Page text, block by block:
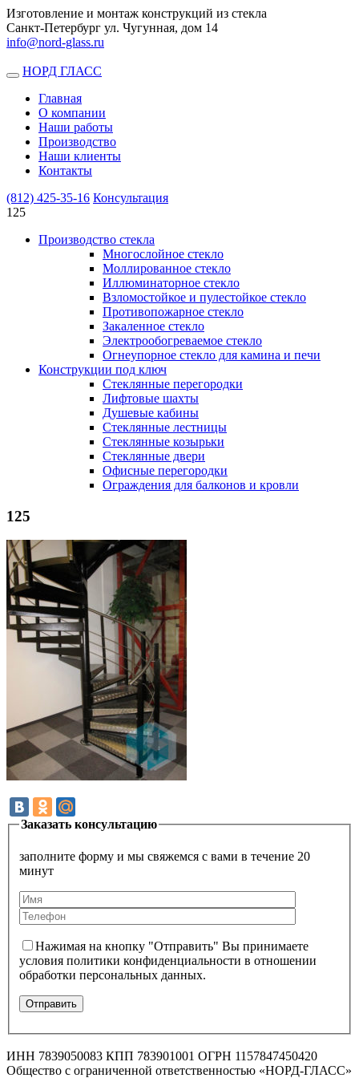
Изготовление и монтаж конструкций из стекла
Санкт-Петербург ул. Чугунная, дом 14
info@nord-glass.ru
Toggle
navigation
НОРД ГЛАСС
Главная
О компании
Наши работы
Производство
Наши клиенты
Контакты
(812) 425-35-16 Консультация
125
Производство стекла
Многослойное стекло
Моллированное стекло
Иллюминаторное стекло
Взломостойкое и пулестойкое стекло
Противопожарное стекло
Закаленное стекло
Электрообогреваемое стекло
Огнеупорное стекло для камина и печи
Конструкции под ключ
Стеклянные перегородки
Лифтовые шахты
Душевые кабины
Cтеклянные лестницы
Cтеклянные козырьки
Cтеклянные двери
Офисные перегородки
Ограждения для балконов и кровли
125
Заказать консультацию
заполните форму и мы свяжемся с вами в течение 20
минут
Нажимая на кнопку "Отправить" Вы принимаете
условия политики конфиденциальности в отношении
обработки персональных данных.
ИНН 7839050083 КПП 783901001 ОГРН 1157847450420
Общество с ограниченной ответственностью «НОРД-ГЛАСС»